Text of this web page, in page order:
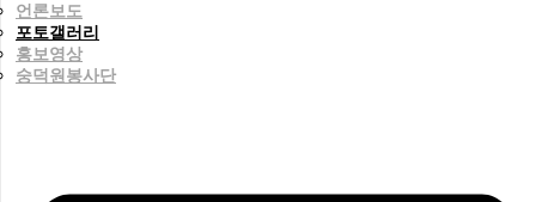
언론보도
포토갤러리
홍보영상
숭덕원봉사단